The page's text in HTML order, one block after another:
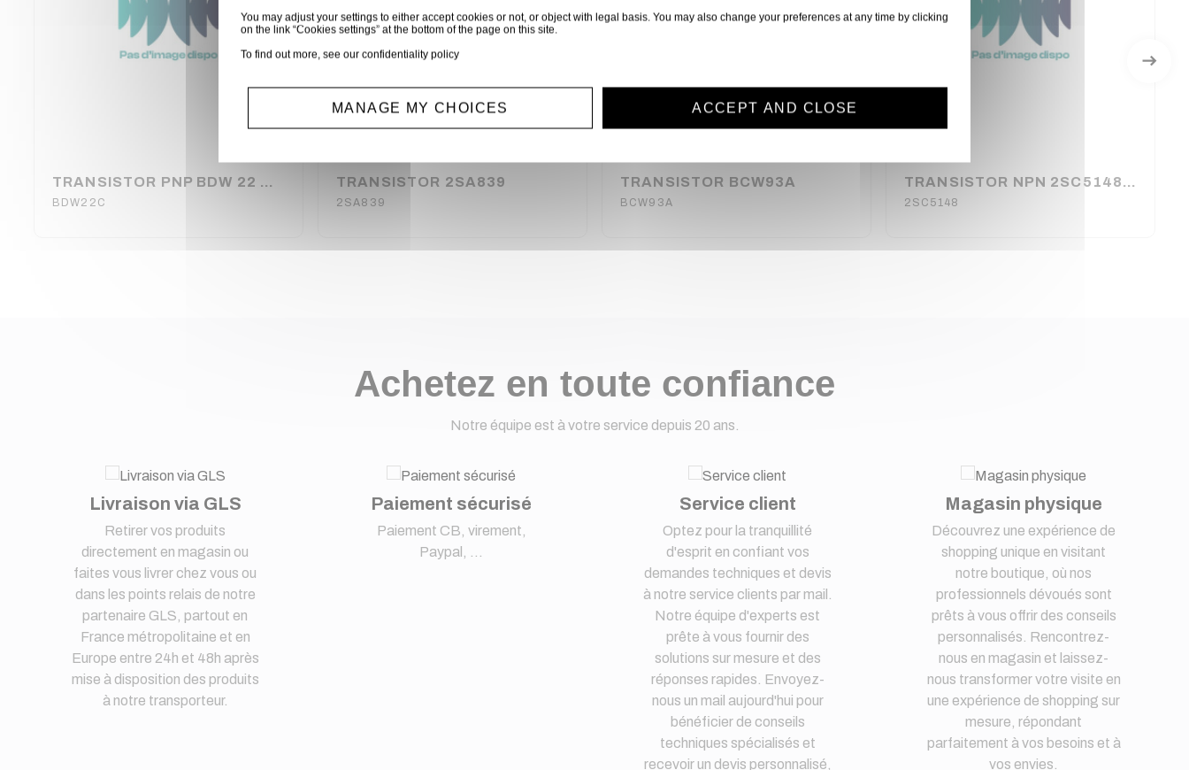
TRANSISTOR PNP BDW 22 C BOITIER TO-3
BDW22C
TRANSISTOR 2SA839
2SA839
TRANSISTOR BCW93A
BCW93A
TRANSISTOR NPN 2SC5148 BOITIER TO-3P ISOLE
2SC5148
Achetez en toute confiance
Notre équipe est à votre service depuis 20 ans.
Livraison via GLS
Retirer vos produits
directement en magasin ou
faites vous livrer chez vous ou
dans les points relais de notre
partenaire GLS, partout en
France métropolitaine et en
Europe entre 24h et 48h après
mise à disposition des produits
à notre transporteur.
Paiement sécurisé
Paiement CB, virement,
Paypal, ...
Service client
Optez pour la tranquillité
d'esprit en confiant vos
demandes techniques et devis
à notre service clients par mail.
Notre équipe d'experts est
prête à vous fournir des
solutions sur mesure et des
réponses rapides. Envoyez-
nous un mail aujourd'hui pour
bénéficier de conseils
techniques spécialisés et
recevoir un devis personnalisé,
Magasin physique
Découvrez une expérience de
shopping unique en visitant
notre boutique, où nos
professionnels dévoués sont
prêts à vous offrir des conseils
personnalisés. Rencontrez-
nous en magasin et laissez-
nous transformer votre visite en
une expérience de shopping sur
mesure, répondant
parfaitement à vos besoins et à
vos envies.
You may adjust your settings to either accept cookies or not, or object with legal basis. You may also change your preferences at any time by clicking
on the link “Cookies settings” at the bottom of the page on this site.
To find out more, see our confidentiality policy
MANAGE MY CHOICES ACCEPT AND CLOSE